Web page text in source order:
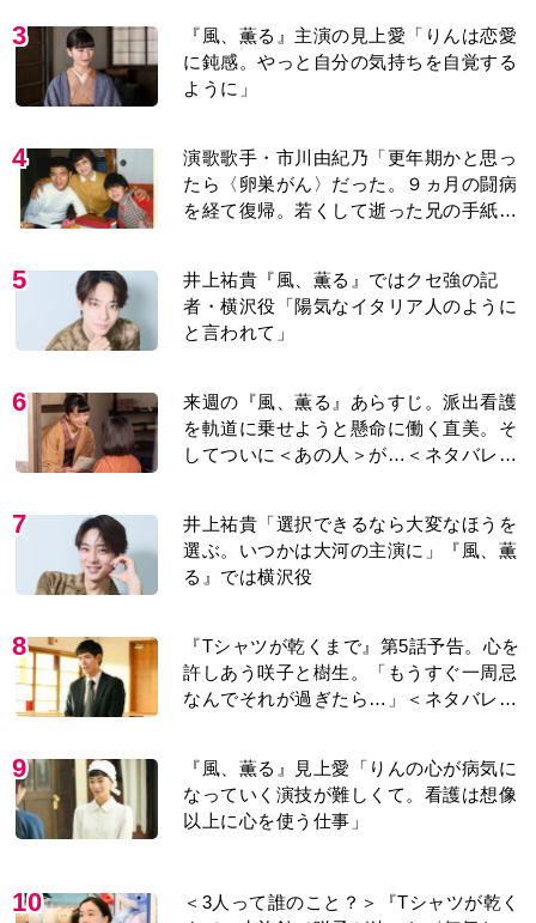
3
『風、薫る』主演の見上愛「りんは恋愛
に鈍感。やっと自分の気持ちを自覚する
ように」
4
演歌歌手・市川由紀乃「更年期かと思っ
たら〈卵巣がん〉だった。９ヵ月の闘病
を経て復帰。若くして逝った兄の手紙を
5
井上祐貴『風、薫る』ではクセ強の記
者・横沢役「陽気なイタリア人のように
と言われて」
6
来週の『風、薫る』あらすじ。派出看護
を軌道に乗せようと懸命に働く直美。そ
してついに＜あの人＞が…＜ネタバレあ
7
井上祐貴「選択できるなら大変なほうを
選ぶ。いつかは大河の主演に」『風、薫
る』では横沢役
8
『Tシャツが乾くまで』第5話予告。心を
許しあう咲子と樹生。「もうすぐ一周忌
なんでそれが過ぎたら…」＜ネタバレあ
9
『風、薫る』見上愛「りんの心が病気に
なっていく演技が難しくて。看護は想像
以上に心を使う仕事」
10
＜3人って誰のこと？＞『Tシャツが乾く